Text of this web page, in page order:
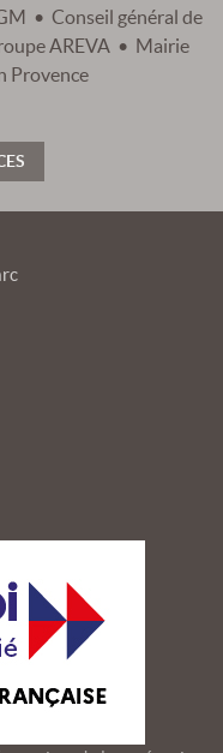
• Conseil général de
AREVA • Mairie
Provence